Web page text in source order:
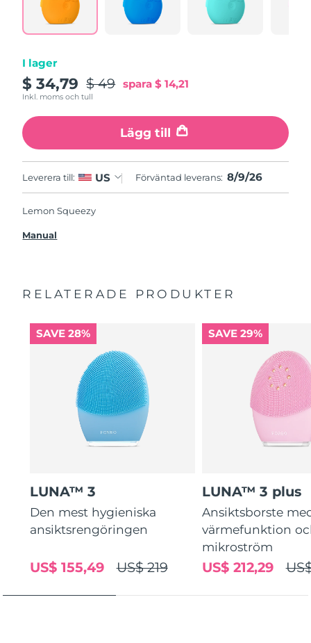
I lager
$ 34,79 $ 49 spara$ 14,21
Inkl. moms och tull
Lägg till
Leverera till: US Förväntad leverans: 8/9/26
Lemon Squeezy
Manual
RELATERADE PRODUKTER
SAVE 28%
LUNA™ 3
Den mest hygieniska
ansiktsrengöringen
US$ 219
US$ 155,49
SAVE 29%
LUNA™ 3 plus
Ansiktsborste
värmefunktion
mikroström
US$ 212,29